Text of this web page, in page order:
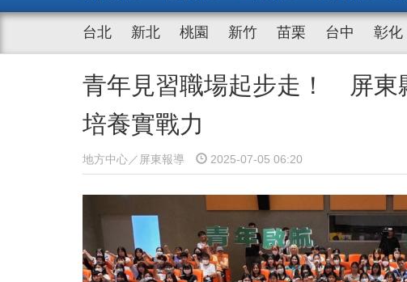
台北 新北 桃園 新竹 苗栗 台中 彰化
青年見習職場起步走！ 屏東
培養實戰力
地方中心／屏東報導 2025-07-05 06:20